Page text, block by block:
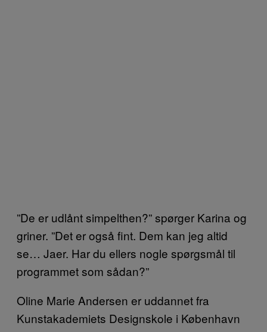
”De er udlånt simpelthen?” spørger Karina og
griner. ”Det er også fint. Dem kan jeg altid
se… Jaer. Har du ellers nogle spørgsmål til
programmet som sådan?”
Oline Marie Andersen er uddannet fra
Kunstakademiets Designskole i København